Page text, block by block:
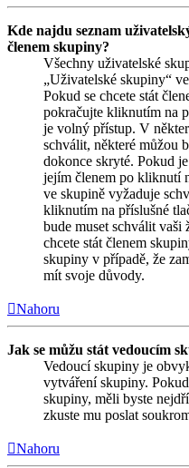
Kde najdu seznam
členem skupiny?
Všechny uživatelské
„Uživatelské skupiny“
Pokud se chcete stát
pokračujte kliknutím na
je volný přístup. V
schválit, některé můžou
dokonce skryté. Pokud
jejím členem po kliknutí
ve skupině vyžaduje
kliknutím na příslušné
bude muset schválit vaši
chcete stát členem
skupiny v případě, že
mít svoje důvody.
Nahoru
Jak se můžu stát vedoucím
Vedoucí skupiny je
vytváření skupiny.
skupiny, měli byste
zkuste mu poslat
Nahoru